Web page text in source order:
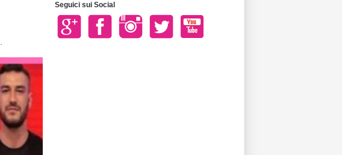
Seguici sui Social